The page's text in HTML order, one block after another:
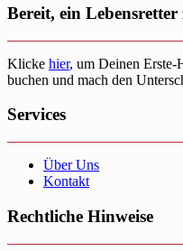
Bereit, ein Lebensretter
Klicke hier, um Deinen
buchen und mach den
Services
Über Uns
Kontakt
Rechtliche Hinweise